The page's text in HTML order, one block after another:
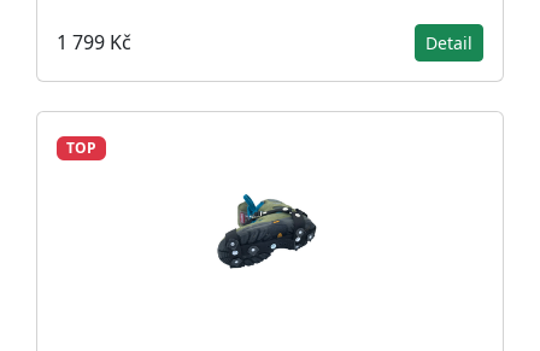
1 799 Kč Detail
TOP